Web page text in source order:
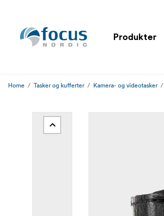
Produkter
Home Tasker og kufferter Kamera- og videotasker